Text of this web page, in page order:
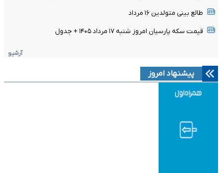
طالع بینی متولدین ۱۶ مرداد
قیمت سکه پارسیان امروز شنبه ۱۷ مرداد ۱۴۰۵ + جدول
آرشیو
پیشنهاد امروز